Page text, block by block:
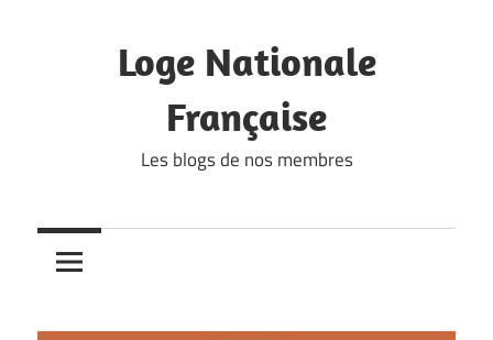
Loge Nationale
Française
Les blogs de nos membres